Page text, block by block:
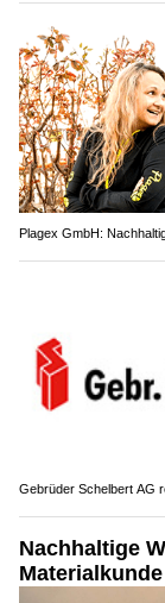
Plagex GmbH:
Gebrüder Schelbert AG
Nachhaltige